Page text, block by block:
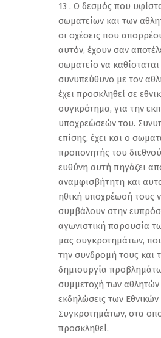
13 . Ο δεσμός που
σωματείων και των
οι σχέσεις που
αυτόν, έχουν σαν
σωματείο να καθίσταται
συνυπεύθυνο με τον
έχει προσκληθεί σε
συγκρότημα, για την
υποχρεώσεών του.
επίσης, έχει και ο
προπονητής του
ευθύνη αυτή πηγάζει
αναμφισβήτητη και
ηθική υποχρέωσή τους
συμβάλουν στην
αγωνιστική παρουσία
μας συγκροτημάτων,
την συνδρομή τους και
δημιουργία
συμμετοχή των αθλητών
εκδηλώσεις των Εθνικών
Συγκροτημάτων, στα
προσκληθεί.